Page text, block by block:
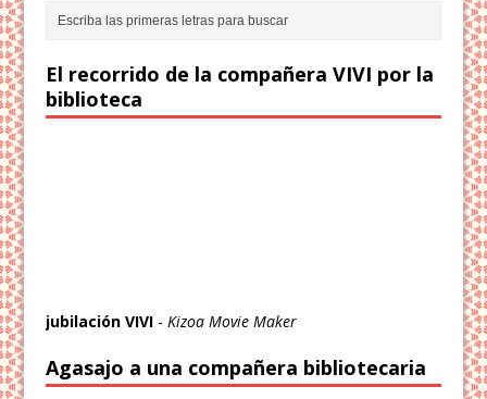
El recorrido de la compañera VIVI por la
biblioteca
jubilación VIVI -Kizoa Movie Maker
Agasajo a una compañera bibliotecaria